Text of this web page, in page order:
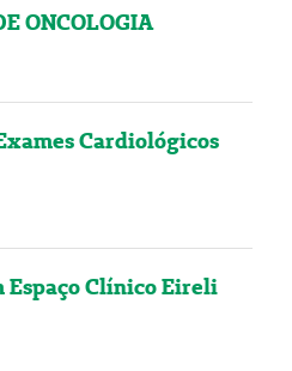
ONCOLOGIA
Cardiológicos
Espaço Clínico Eireli